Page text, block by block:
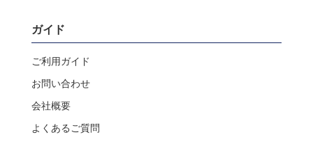
ガイド
ご利用ガイド
お問い合わせ
会社概要
よくあるご質問